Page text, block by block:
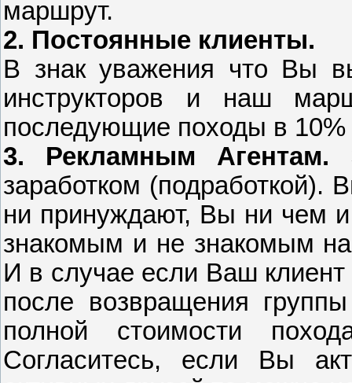
маршрут.
2. Постоянные клиенты.
В знак уважения что Вы
инструкторов и наш
последующие походы в 10%
3. Рекламным Агентам.
заработком (подработкой).
ни принуждают, Вы ни чем
знакомым и не знакомым
И в случае если Ваш
после возвращения
полной стоимости
Согласитесь, если Вы